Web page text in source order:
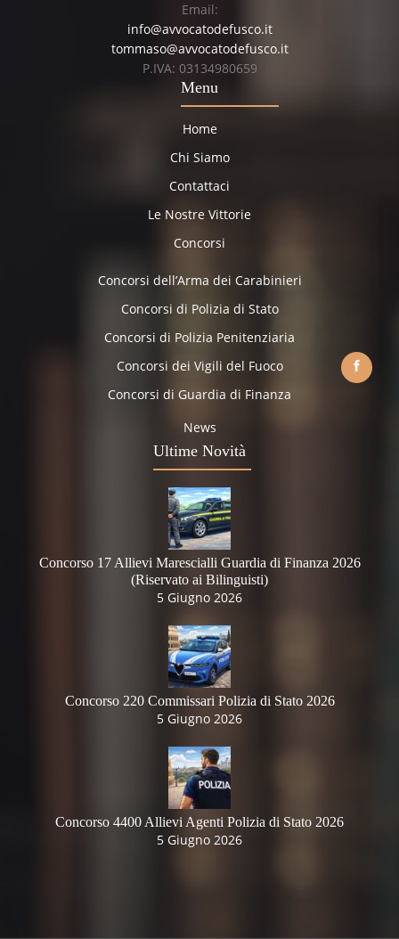
Email:
info@avvocatodefusco.it
tommaso@avvocatodefusco.it
P.IVA: 03134980659
Menu
Home
Chi Siamo
Contattaci
Le Nostre Vittorie
Concorsi
Concorsi dell’Arma dei Carabinieri
Concorsi di Polizia di Stato
Concorsi di Polizia Penitenziaria
Concorsi dei Vigili del Fuoco
Concorsi di Guardia di Finanza
News
Ultime Novità
Concorso 17 Allievi Marescialli Guardia di Finanza 2026
(Riservato ai Bilinguisti)
5 Giugno 2026
Concorso 220 Commissari Polizia di Stato 2026
5 Giugno 2026
Concorso 4400 Allievi Agenti Polizia di Stato 2026
5 Giugno 2026